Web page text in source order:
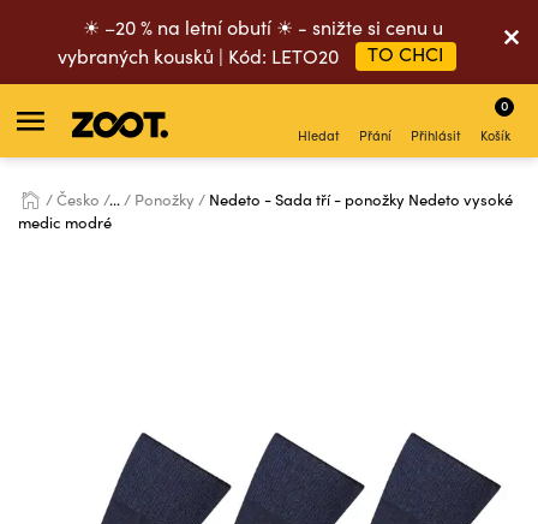
☀ –20 % na letní obutí ☀ - snižte si cenu u
vybraných kousků | Kód: LETO20
TO CHCI
Hledat Přání Přihlásit Košík
0
Česko ... Ponožky
Nedeto - Sada tří - ponožky Nedeto vysoké
medic modré